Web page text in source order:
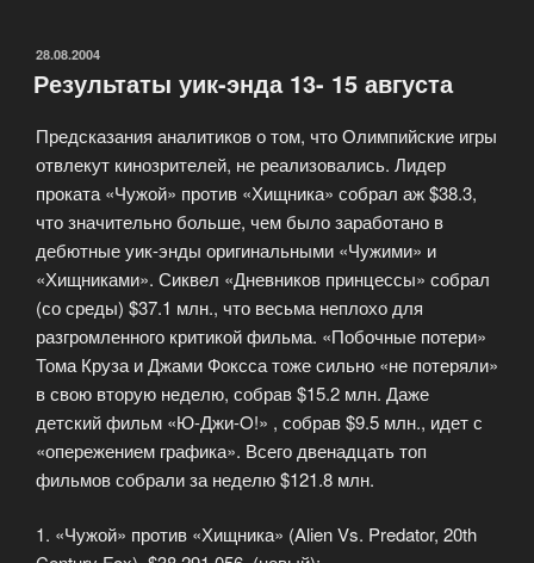
обзор
ОПУБЛИКОВАНО
28.08.2004
Результаты уик-энда 13- 15 августа
Предсказания аналитиков о том, что Олимпийские игры
отвлекут кинозрителей, не реализовались. Лидер
проката «Чужой» против «Хищника» собрал аж $38.3,
что значительно больше, чем было заработано в
дебютные уик-энды оригинальными «Чужими» и
«Хищниками». Сиквел «Дневников принцессы» собрал
(со среды) $37.1 млн., что весьма неплохо для
разгромленного критикой фильма. «Побочные потери»
Тома Круза и Джами Фоксса тоже сильно «не потеряли»
в свою вторую неделю, собрав $15.2 млн. Даже
детский фильм «Ю-Джи-O!» , собрав $9.5 млн., идет с
«опережением графика». Всего двенадцать топ
фильмов собрали за неделю $121.8 млн.
1. «Чужой» против «Хищника» (Alien Vs. Predator, 20th